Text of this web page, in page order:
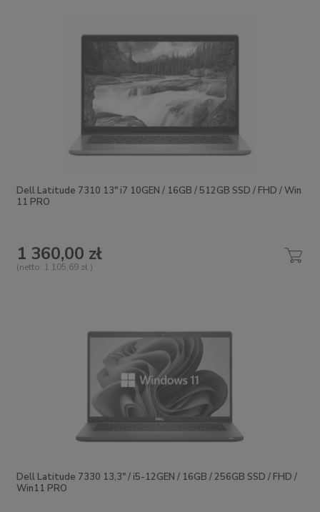
Dell Latitude 7310 13" i7 10GEN / 16GB / 512GB SSD / FHD / Win
11 PRO
1 360,00 zł
(netto: 1 105,69 zł )
Dell Latitude 7330 13,3" / i5-12GEN / 16GB / 256GB SSD / FHD /
Win11 PRO